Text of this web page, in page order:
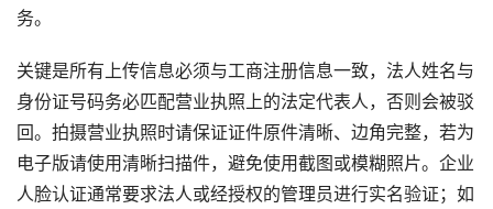
务。
关键是所有上传信息必须与工商注册信息一致，法人姓名与
身份证号码务必匹配营业执照上的法定代表人，否则会被驳
回。拍摄营业执照时请保证证件原件清晰、边角完整，若为
电子版请使用清晰扫描件，避免使用截图或模糊照片。企业
人脸认证通常要求法人或经授权的管理员进行实名验证；如